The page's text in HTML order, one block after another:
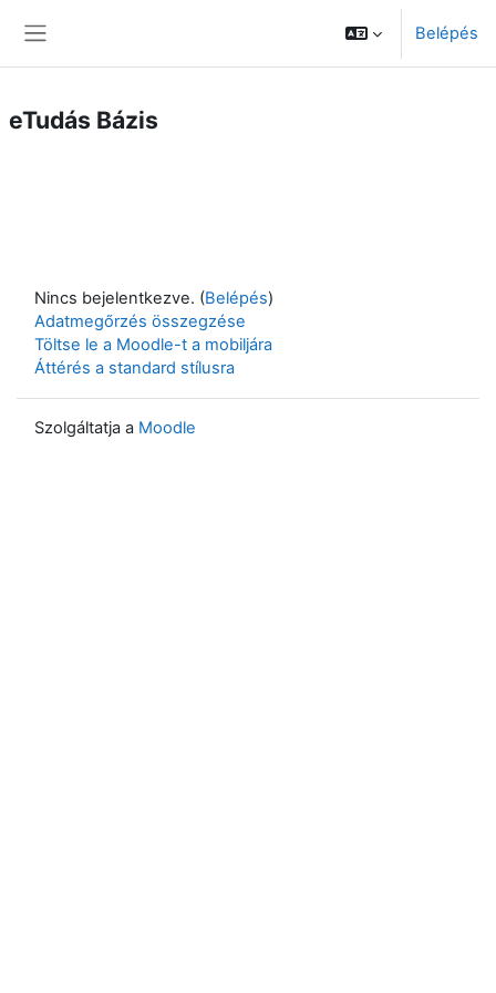
Belépés
eTudás Bázis
Nincs bejelentkezve. (Belépés)
Adatmegőrzés összegzése
Töltse le a Moodle-t a mobiljára
Áttérés a standard stílusra
Szolgáltatja a Moodle